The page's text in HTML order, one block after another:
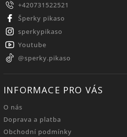
+420731522521
Šperky pikaso
sperkypikaso
Youtube
@sperky.pikaso
INFORMACE PRO VÁS
O nás
Doprava a platba
Obchodní podmínky